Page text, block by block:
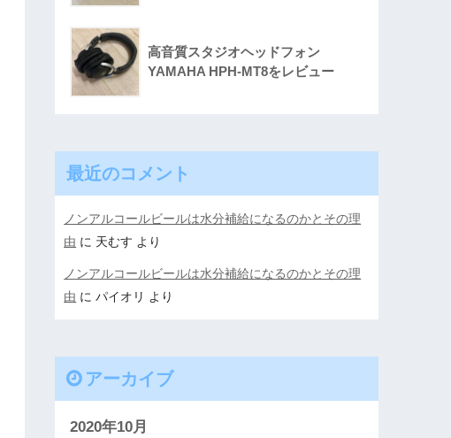
高音質スタジオヘッドフォン
YAMAHA HPH-MT8をレビュー
最近のコメント
ノンアルコールビールは水分補給になるのかとその理
由 に 天むす より
ノンアルコールビールは水分補給になるのかとその理
由 にパイオリ より
アーカイブ
2020年10月